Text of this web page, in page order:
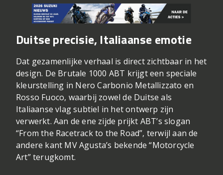
Duitse precisie, Italiaanse emotie
Dat gezamenlijke verhaal is direct zichtbaar in het
design. De Brutale 1000 ABT krijgt een speciale
kleurstelling in Nero Carbonio Metallizzato en
Rosso Fuoco, waarbij zowel de Duitse als
Italiaanse vlag subtiel in het ontwerp zijn
verwerkt. Aan de ene zijde prijkt ABT’s slogan
“From the Racetrack to the Road”, terwijl aan de
andere kant MV Agusta’s bekende “Motorcycle
Art” terugkomt.